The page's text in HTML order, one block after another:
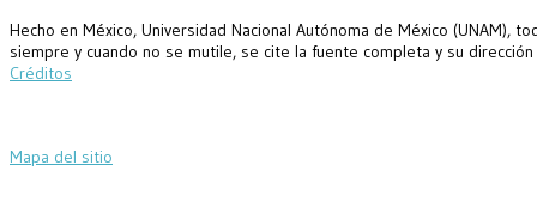
Hecho en México, Universidad Nacional Autónoma de México
siempre y cuando no se mutile, se cite la fuente completa y su
Créditos
Mapa del sitio